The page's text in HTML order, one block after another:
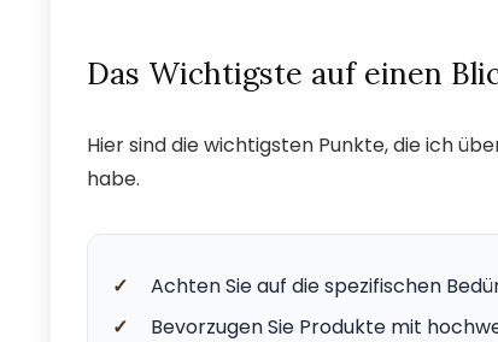
Das Wichtigste auf einen
Hier sind die wichtigsten Punkte, die ich
habe.
✓
Achten Sie auf die spezifischen
✓
Bevorzugen Sie Produkte mit